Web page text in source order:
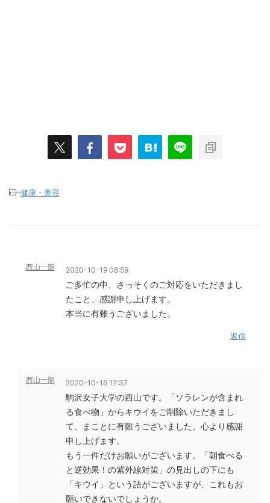
-健康・美容
西山一朗 2020-10-19 08:59
ご多忙の中、さっそくのご対応をいただきまし
たこと、感謝申し上げます。
本当に有難うございました。
返信
西山一朗 2020-10-16 17:37
駒沢女子大学の西山です。「ソラレンが含まれ
る食べ物」からキウイをご削除いただきまし
て、まことに有難うございました。心より感謝
申し上げます。
もう一件だけお願いがございます。「朝食べる
と逆効果！の紫外線対策」の見出しの下にも
「キウイ」という語がございますが、これもお
願いできないでしょうか。